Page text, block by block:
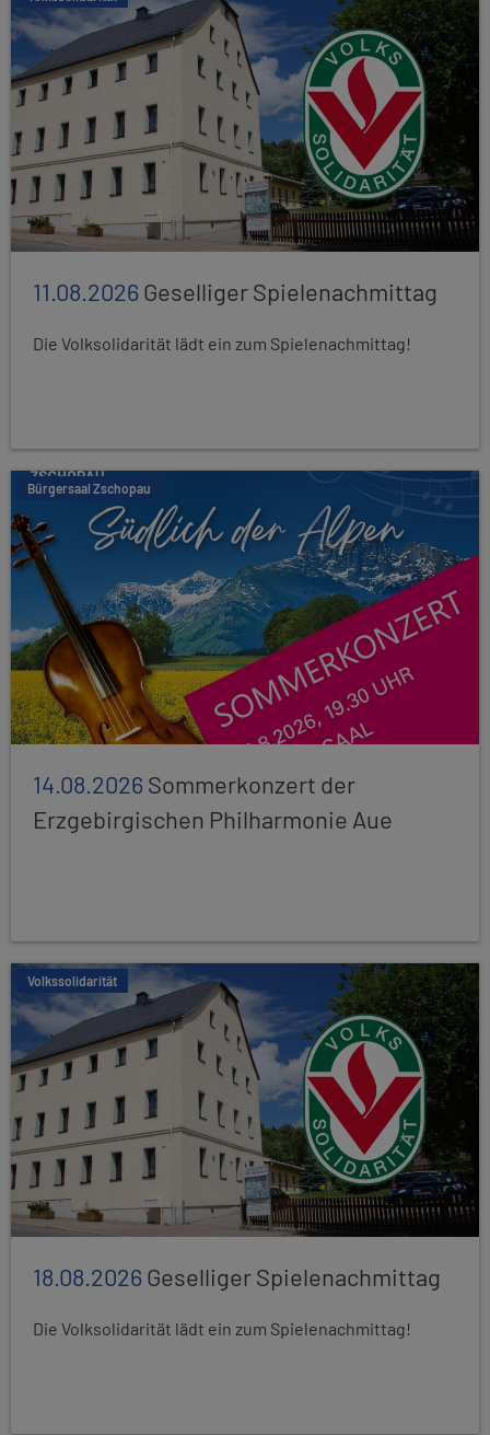
11.08.2026Geselliger Spielenachmittag
Die Volksolidarität lädt ein zum Spielenachmittag!
Bürgersaal Zschopau
14.08.2026Sommerkonzert der
Erzgebirgischen Philharmonie Aue
Volkssolidarität
18.08.2026Geselliger Spielenachmittag
Die Volksolidarität lädt ein zum Spielenachmittag!